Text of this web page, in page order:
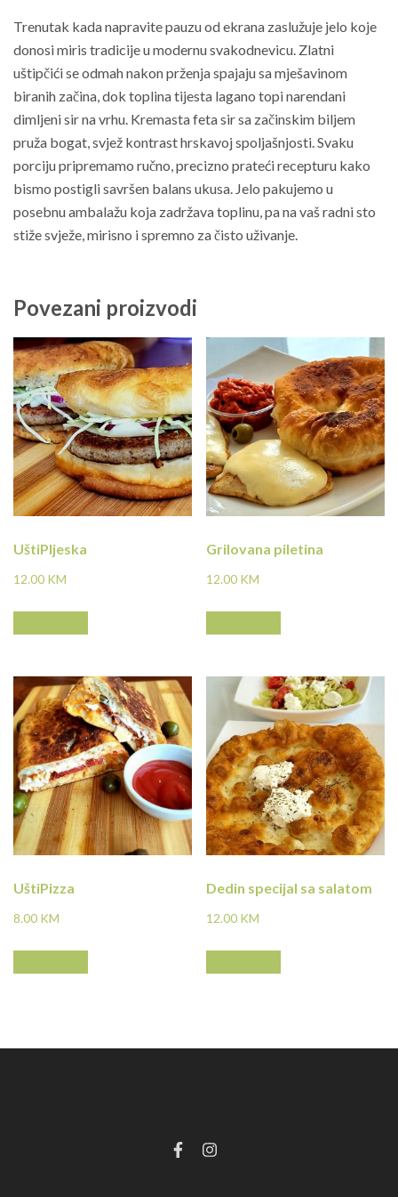
Trenutak kada napravite pauzu od ekrana zaslužuje jelo koje
donosi miris tradicije u modernu svakodnevicu. Zlatni
uštipčići se odmah nakon prženja spajaju sa mješavinom
biranih začina, dok toplina tijesta lagano topi narendani
dimljeni sir na vrhu. Kremasta feta sir sa začinskim biljem
pruža bogat, svjež kontrast hrskavoj spoljašnjosti. Svaku
porciju pripremamo ručno, precizno prateći recepturu kako
bismo postigli savršen balans ukusa. Jelo pakujemo u
posebnu ambalažu koja zadržava toplinu, pa na vaš radni sto
stiže svježe, mirisno i spremno za čisto uživanje.
Povezani proizvodi
UštiPljeska
12.00 KM
Grilovana piletina
12.00 KM
UštiPizza
8.00 KM
Dedin specijal sa salatom
12.00 KM